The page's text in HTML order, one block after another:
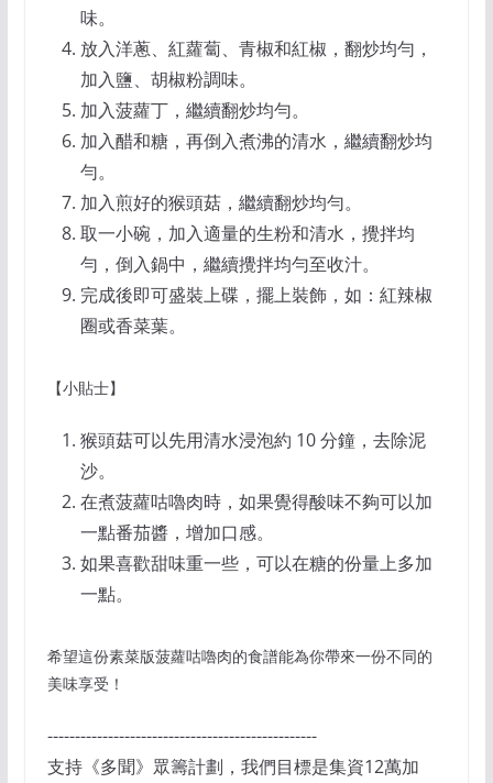
味。
放入洋蔥、紅蘿蔔、青椒和紅椒，翻炒均勻，
加入鹽、胡椒粉調味。
加入菠蘿丁，繼續翻炒均勻。
加入醋和糖，再倒入煮沸的清水，繼續翻炒均
勻。
加入煎好的猴頭菇，繼續翻炒均勻。
取一小碗，加入適量的生粉和清水，攪拌均
勻，倒入鍋中，繼續攪拌均勻至收汁。
完成後即可盛裝上碟，擺上裝飾，如：紅辣椒
圈或香菜葉。
【小貼士】
猴頭菇可以先用清水浸泡約 10 分鐘，去除泥
沙。
在煮菠蘿咕嚕肉時，如果覺得酸味不夠可以加
一點番茄醬，增加口感。
如果喜歡甜味重一些，可以在糖的份量上多加
一點。
希望這份素菜版菠蘿咕嚕肉的食譜能為你帶來一份不同的
美味享受！
-------------------------------------------------
支持《多聞》眾籌計劃，我們目標是集資12萬加